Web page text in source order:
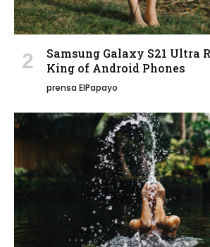
Samsung Galaxy S21 Ultra
King of Android Phones
prensa ElPapayo